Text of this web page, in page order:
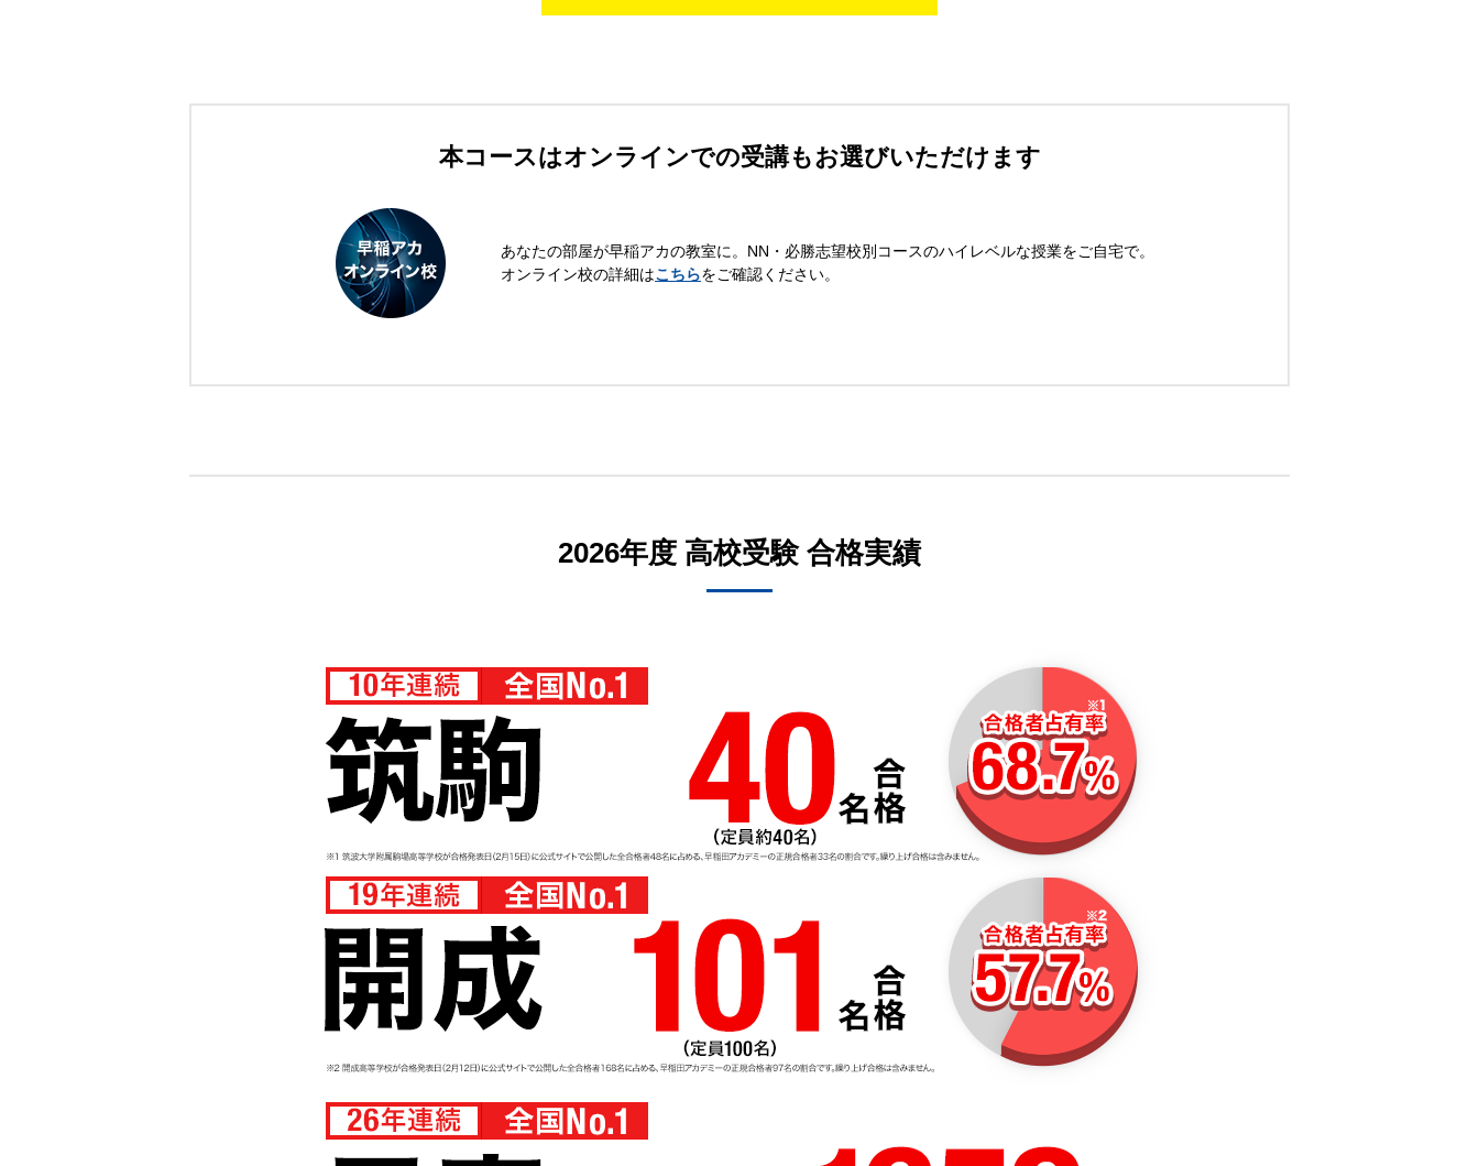
本コースはオンラインでの受講もお選びいただけます
あなたの部屋が早稲アカの教室に。NN・必勝志望校別コースのハイレベルな授業をご自宅で。
オンライン校の詳細はこちらをご確認ください。
2026年度 高校受験 合格実績